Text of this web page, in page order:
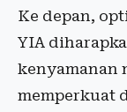
Ke depan,
YIA
kenyamanan
memperkuat